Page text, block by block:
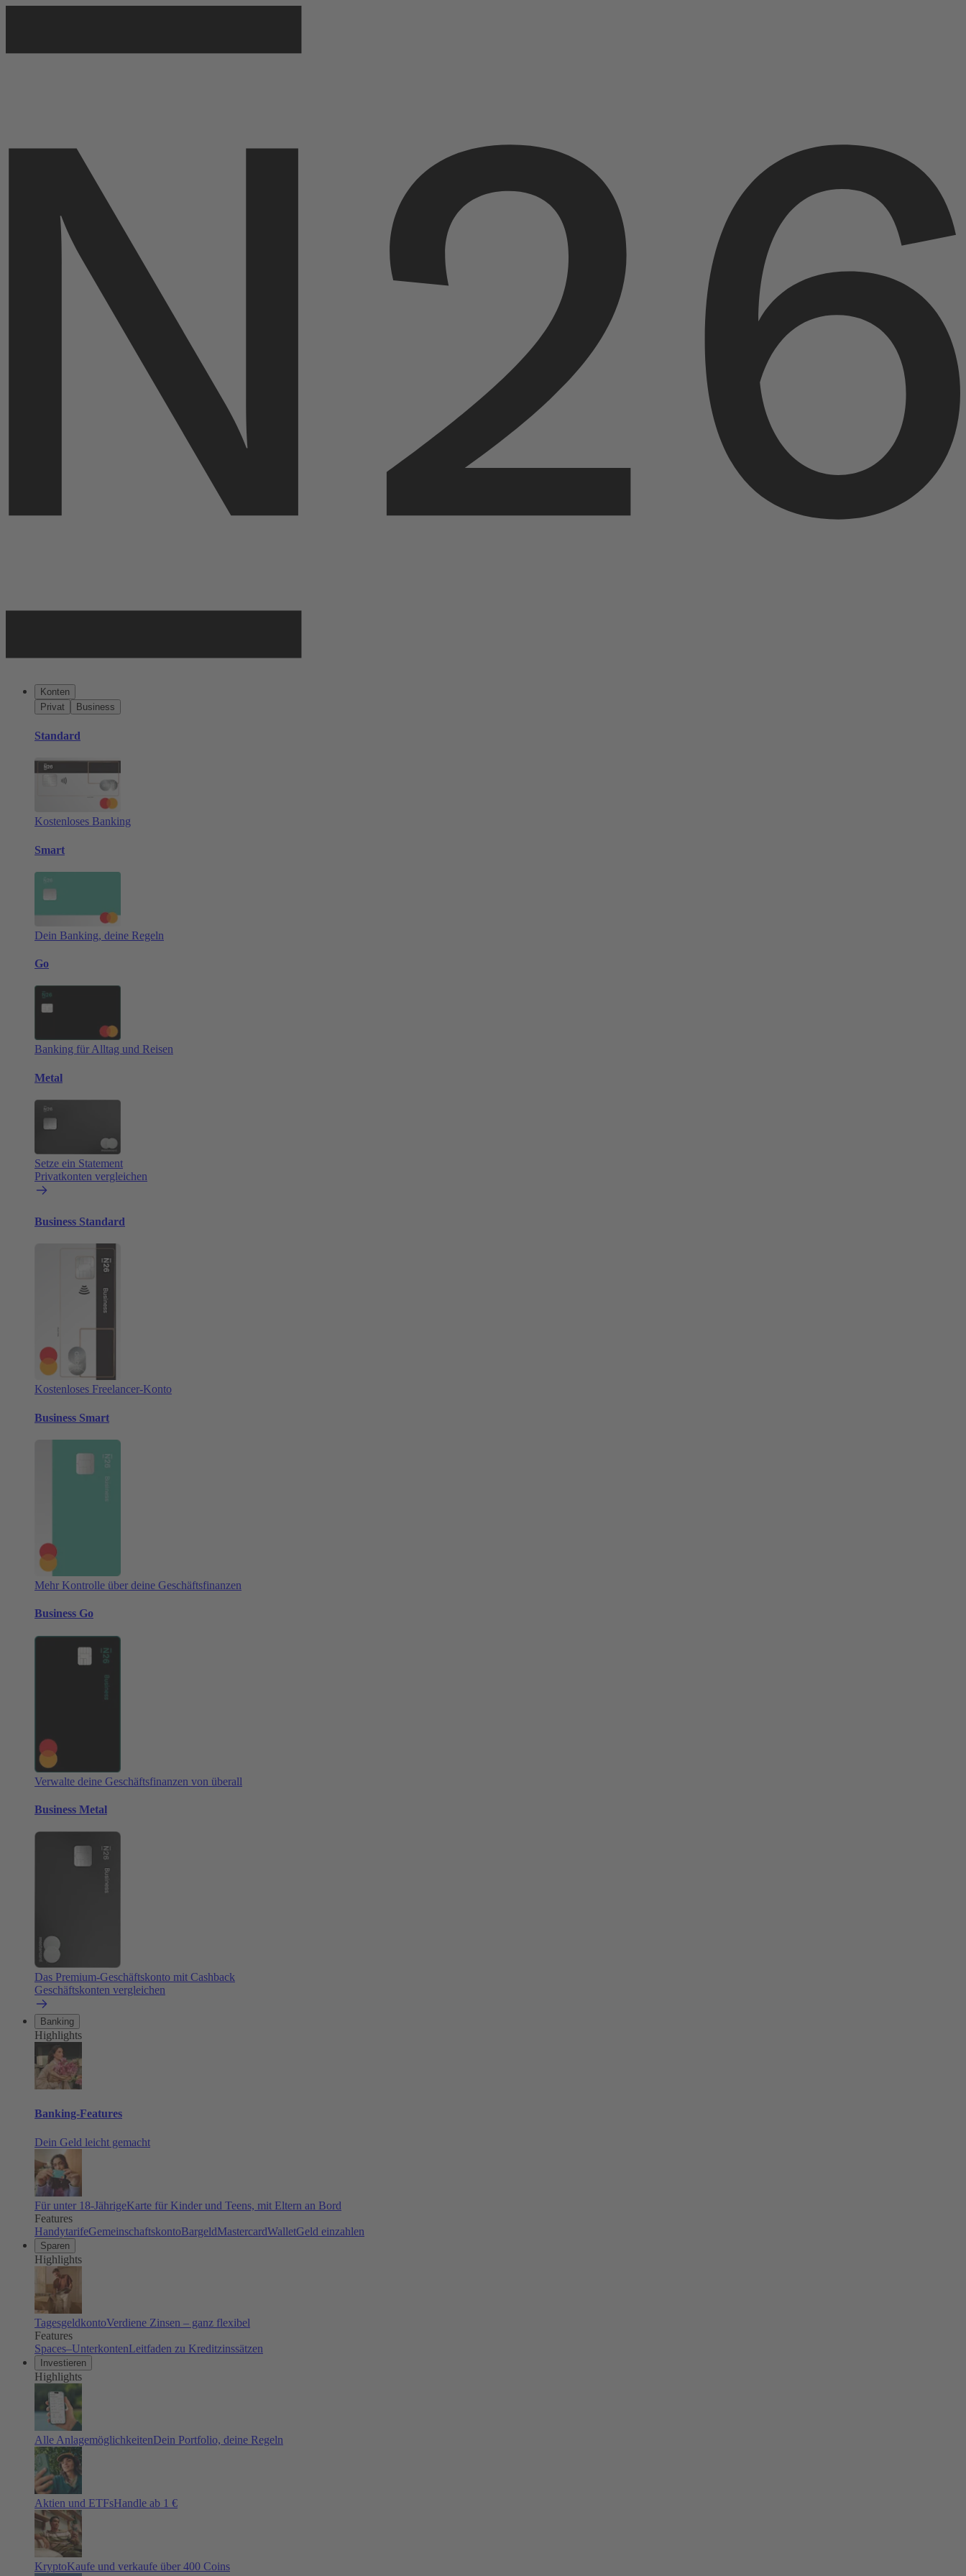
Konten
Privat
Business
Standard
Kostenloses Banking
Smart
Dein Banking, deine Regeln
Go
Banking für Alltag und Reisen
Metal
Setze ein Statement
Privatkonten vergleichen
Business Standard
Kostenloses Freelancer-Konto
Business Smart
Mehr Kontrolle über deine Geschäftsfinanzen
Business Go
Verwalte deine Geschäftsfinanzen von überall
Business Metal
Das Premium-Geschäftskonto mit Cashback
Geschäftskonten vergleichen
Banking
Highlights
Banking-Features
Dein Geld leicht gemacht
Für unter 18-JährigeKarte für Kinder und Teens, mit Eltern an Bord
Features
HandytarifeGemeinschaftskontoBargeldMastercardWalletGeld einzahlen
Sparen
Highlights
TagesgeldkontoVerdiene Zinsen – ganz flexibel
Features
Spaces–UnterkontenLeitfaden zu Kreditzinssätzen
Investieren
Highlights
Alle AnlagemöglichkeitenDein Portfolio, deine Regeln
Aktien und ETFsHandle ab 1 €
KryptoKaufe und verkaufe über 400 Coins